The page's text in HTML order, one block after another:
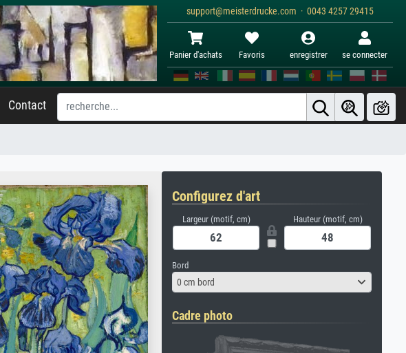
support@meisterdrucke.com · 0043 4257 29415
Panier d'achats Favoris enregistrer se connecter
Contact
Configurez d'art
Largeur (motif, cm) Hauteur (motif, cm)
Bord
0 cm bord
Cadre photo